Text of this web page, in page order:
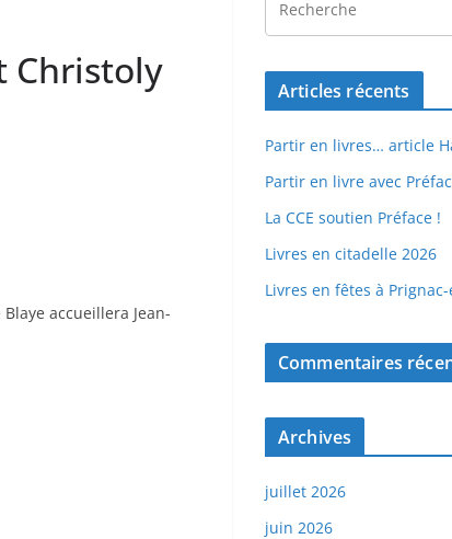
Christoly
accueillera Jean-
Articles récents
Partir en livres… article
Partir en livre avec
La CCE soutien Préface !
Livres en citadelle 2026
Livres en fêtes à
Commentaires
Archives
juillet 2026
juin 2026